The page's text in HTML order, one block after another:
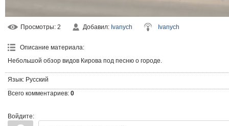
Просмотры: 2 Добавил: Ivanych Ivanych
Описание материала:
Небольшой обзор видов Кирова под песню о городе.
Язык: Русский
Всего комментариев: 0
Войдите: